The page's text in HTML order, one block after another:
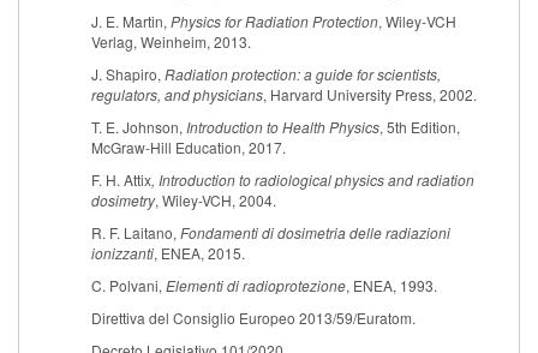
J. E. Martin, Physics for Radiation Protection, Wiley‐VCH
Verlag, Weinheim, 2013.
J. Shapiro, Radiation protection: a guide for scientists,
regulators, and physicians, Harvard University Press, 2002.
T. E. Johnson, Introduction to Health Physics, 5th Edition,
McGraw-Hill Education, 2017.
F. H. Attix, Introduction to radiological physics and radiation
dosimetry, Wiley-VCH, 2004.
R. F. Laitano, Fondamentididosimetriadelleradiazioni
ionizzanti, ENEA, 2015.
C. Polvani, Elementidiradioprotezione, ENEA, 1993.
Direttiva del Consiglio Europeo 2013/59/Euratom.